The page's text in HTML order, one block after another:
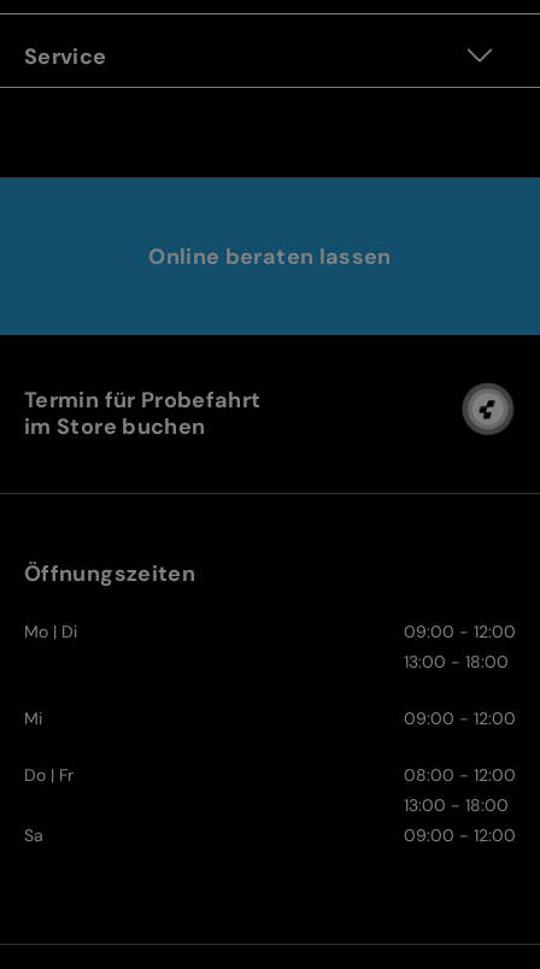
Service
Online beraten lassen
Termin für Probefahrt
im Store buchen
Öffnungszeiten
Mo | Di
09:00 - 12:00
13:00 - 18:00
Mi 09:00 - 12:00
Do | Fr
08:00 - 12:00
13:00 - 18:00
Sa
09:00 - 12:00